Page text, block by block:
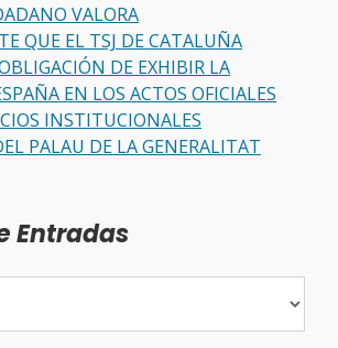
VALORA
QUE EL TSJ DE CATALUÑA
DE EXHIBIR LA
EN LOS ACTOS OFICIALES
INSTITUCIONALES
PALAU DE LA GENERALITAT
Entradas